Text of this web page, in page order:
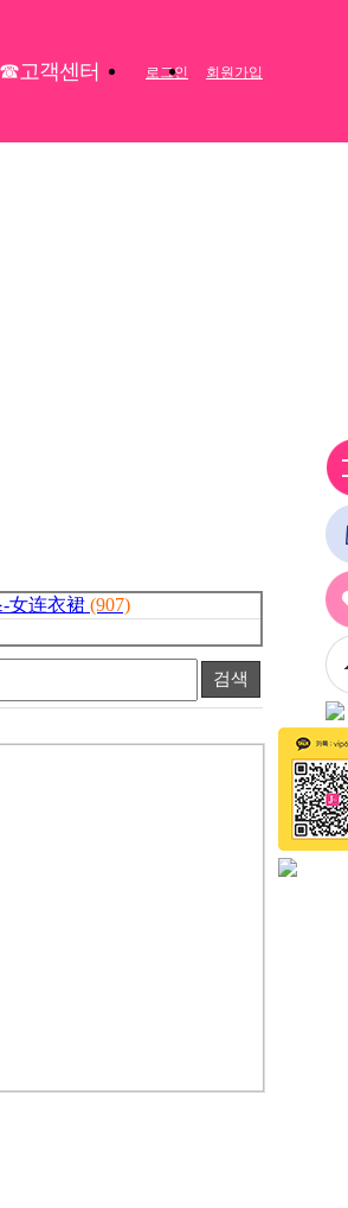
☎고객센터 로그인 회원가입
女连衣裙 (907)
검색